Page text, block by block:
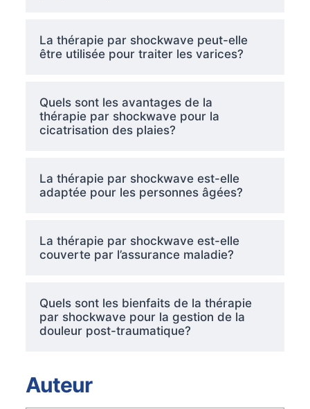
La thérapie par shockwave peut-elle
être utilisée pour traiter les varices?
Quels sont les avantages de la
thérapie par shockwave pour la
cicatrisation des plaies?
La thérapie par shockwave est-elle
adaptée pour les personnes âgées?
La thérapie par shockwave est-elle
couverte par l’assurance maladie?
Quels sont les bienfaits de la thérapie
par shockwave pour la gestion de la
douleur post-traumatique?
Auteur